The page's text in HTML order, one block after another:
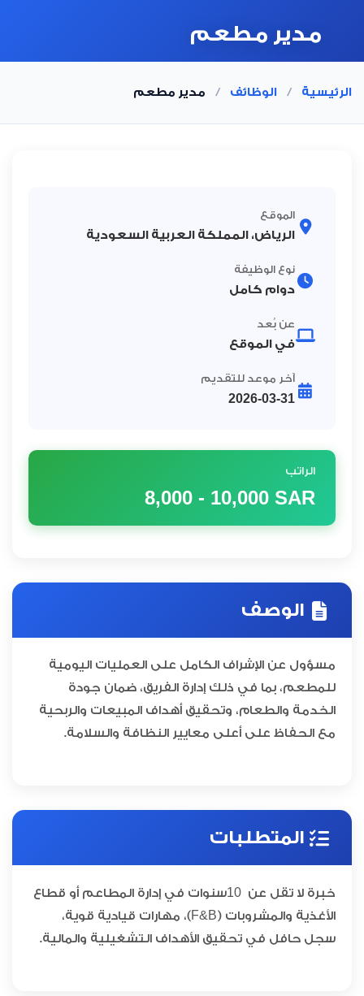
مدير مطعم
الرئيسية / الوظائف / مدير مطعم
الموقع
الرياض، المملكة العربية السعودية
نوع الوظيفة
دوام كامل
عن بُعد
في الموقع
آخر موعد للتقديم
2026-03-31
الراتب
8,000 - 10,000 SAR
الوصف
مسؤول عن الإشراف الكامل على العمليات اليومية
للمطعم، بما في ذلك إدارة الفريق، ضمان جودة
الخدمة والطعام، وتحقيق أهداف المبيعات والربحية
مع الحفاظ على أعلى معايير النظافة والسلامة.
المتطلبات
خبرة لا تقل عن 10سنوات في إدارة المطاعم أو قطاع
الأغذية والمشروبات (F&B)، مهارات قيادية قوية،
سجل حافل في تحقيق الأهداف التشغيلية والمالية.